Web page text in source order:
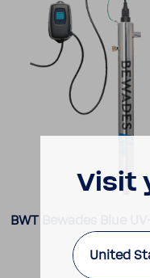
BWT Bewades Blue
Visit
United